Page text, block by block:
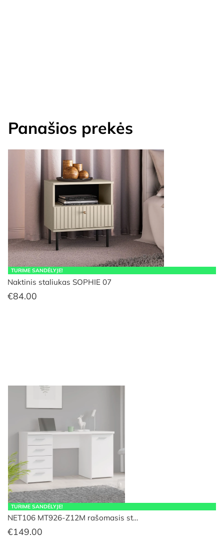
Panašios prekės
TURIME SANDĖLYJE!
Naktinis staliukas SOPHIE 07
€84.00
TURIME SANDĖLYJE!
NET106 MT926-Z12M rašomasis st…
€149.00